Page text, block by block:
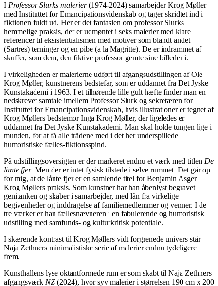
I Professor Slurks malerier(1974-2024) samarbejder Krog Møller
med Instituttet for Emancipationsvidenskab og tager skridtet ind i
fiktionen fuldt ud. Her er det fantasien om professor Slurks
hemmelige praksis, der er udmøntet i seks malerier med klare
referencer til eksistentialismen med motiver som blandt andet
(Sartres) terninger og en pibe (a la Magritte). De er indrammet af
skuffer, som dem, den fiktive professor gemte sine billeder i.
I virkeligheden er malerierne udført til afgangsudstillingen af Ole
Krog Møller, kunstnerens bedstefar, som er uddannet fra Det Jyske
Kunstakademi i 1963. I et tilhørende lille gult hæfte finder man en
nedskrevet samtale imellem Professor Slurk og sekretæren for
Instituttet for Emancipationsvidenskab, hvis illustrationer er tegnet af
Krog Møllers bedstemor Inga Krog Møller, der ligeledes er
uddannet fra Det Jyske Kunstakademi. Man skal holde tungen lige i
munden, for at få alle trådene med i det her underspillede
humoristiske fælles-fiktionsspind.
På udstillingsoversigten er der markeret endnu et værk med titlen De
lånte fjer. Men der er intet fysisk tilstede i selve rummet. Det går op
for mig, at de lånte fjer er en samlende titel for Benjamin Asger
Krog Møllers praksis. Som kunstner har han åbenlyst begravet
genitanken og skaber i samarbejder, med lån fra virkelige
begivenheder og inddragelse af familiemedlemmer og venner. I de
tre værker er han fællesnævneren i en fabulerende og humoristisk
udstilling med samfunds- og kulturkritisk potentiale.
I skærende kontrast til Krog Møllers vidt forgrenede univers står
Naja Zethners minimalistiske serie af malerier endnu tydeligere
frem.
Kunsthallens lyse oktantformede rum er som skabt til Naja Zethners
afgangsværk NZ (2024), hvor syv malerier i størrelsen 190 cm x 200